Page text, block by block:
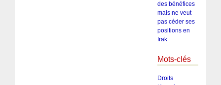
des bénéfices
mais ne veut
pas céder ses
positions en
Irak
Mots-clés
Droits